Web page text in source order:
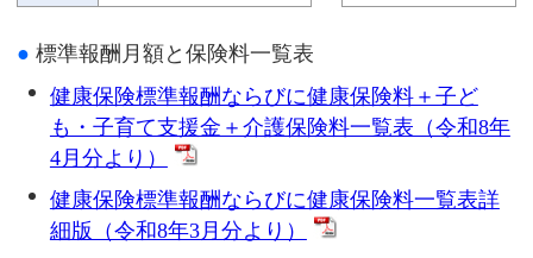
● 標準報酬月額と保険料一覧表
健康保険標準報酬ならびに健康保険料＋子ど
も・子育て支援金＋介護保険料一覧表（令和8年
4月分より）
健康保険標準報酬ならびに健康保険料一覧表詳
細版（令和8年3月分より）